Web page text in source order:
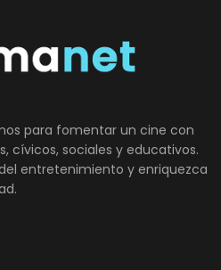
para fomentar un cine con
cívicos, sociales y educativos.
entretenimiento y enriquezca